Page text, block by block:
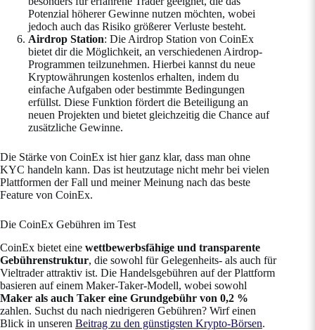
Potenzial höherer Gewinne nutzen möchten, wobei
jedoch auch das Risiko größerer Verluste besteht.
Airdrop Station: Die Airdrop Station von CoinEx
bietet dir die Möglichkeit, an verschiedenen Airdrop-
Programmen teilzunehmen. Hierbei kannst du neue
Kryptowährungen kostenlos erhalten, indem du
einfache Aufgaben oder bestimmte Bedingungen
erfüllst. Diese Funktion fördert die Beteiligung an
neuen Projekten und bietet gleichzeitig die Chance auf
zusätzliche Gewinne.
Die Stärke von CoinEx ist hier ganz klar, dass man ohne
KYC handeln kann. Das ist heutzutage nicht mehr bei vielen
Plattformen der Fall und meiner Meinung nach das beste
Feature von CoinEx.
Die CoinEx Gebühren im Test
CoinEx bietet eine wettbewerbsfähige und transparente
Gebührenstruktur, die sowohl für Gelegenheits- als auch für
Vieltrader attraktiv ist. Die Handelsgebühren auf der Plattform
basieren auf einem Maker-Taker-Modell, wobei sowohl
Maker als auch Taker eine Grundgebühr von 0,2 %
zahlen. Suchst du nach niedrigeren Gebühren? Wirf einen
Blick in unseren Beitrag zu den günstigsten Krypto-Börsen.